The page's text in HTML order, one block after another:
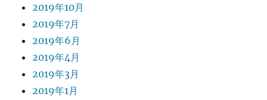
2019年10月
2019年7月
2019年6月
2019年4月
2019年3月
2019年1月